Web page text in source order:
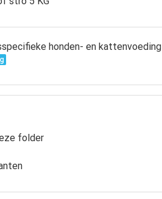
honden- en kattenvoeding
folder